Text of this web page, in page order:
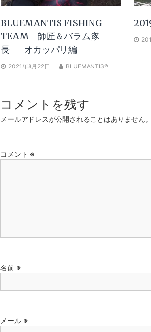
BLUEMANTIS FISHING
TEAM 師匠＆バラム隊
長 -オカッパリ編-
2021年8月22日 BLUEMANTIS®
コメントを残す
メールアドレスが公開されることはありません。
コメント ※
名前 ※
メール ※